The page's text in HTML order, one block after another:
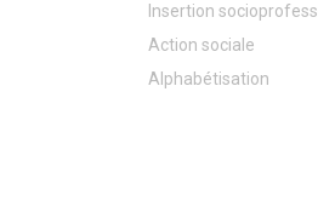
Insertion
Action sociale
Alphabétisation